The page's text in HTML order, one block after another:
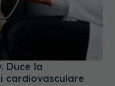
Duce la
cardiovasculare